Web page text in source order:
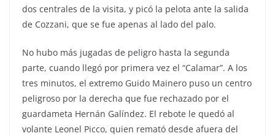
dos centrales de la visita, y picó la pelota ante la salida
de Cozzani, que se fue apenas al lado del palo.
No hubo más jugadas de peligro hasta la segunda
parte, cuando llegó por primera vez el “Calamar”. A los
tres minutos, el extremo Guido Mainero puso un centro
peligroso por la derecha que fue rechazado por el
guardameta Hernán Galíndez. El rebote le quedó al
volante Leonel Picco, quien remató desde afuera del